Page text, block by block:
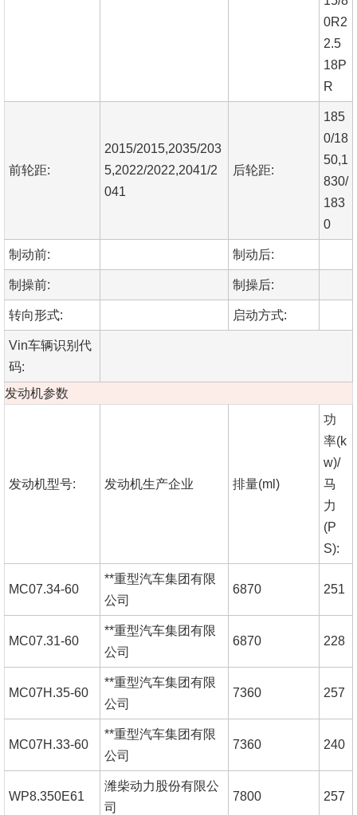
0R2
2.5
18P
R
前轮距:
2015/2015,2035/203
5,2022/2022,2041/2
041
后轮距:
185
0/18
50,1
830/
183
0
制动前: 制动后:
制操前: 制操后:
转向形式: 启动方式:
Vin车辆识别代
码:
发动机参数
发动机型号: 发动机生产企业 排量(ml)
功
率(k
w)/
马
力
(P
S):
MC07.34-60
**重型汽车集团有限
公司
6870 251
MC07.31-60
**重型汽车集团有限
公司
6870 228
MC07H.35-60
**重型汽车集团有限
公司
7360 257
MC07H.33-60
**重型汽车集团有限
公司
7360 240
WP8.350E61
潍柴动力股份有限公
司
7800 257